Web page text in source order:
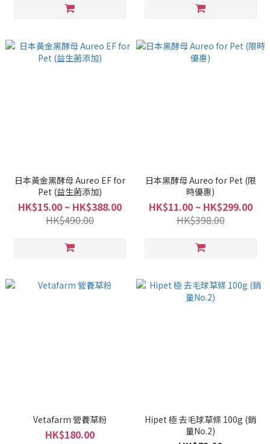
日本黃金黑酵母 Aureo EF for
Pet (益生菌添加)
HK$15.00 ~ HK$388.00
HK$490.00
日本黑酵母 Aureo for Pet (限
時優惠)
HK$11.00 ~ HK$299.00
HK$398.00
Vetafarm 營養草粉
HK$180.00
Hipet 極 去毛球草條 100g (銷
量No.2)